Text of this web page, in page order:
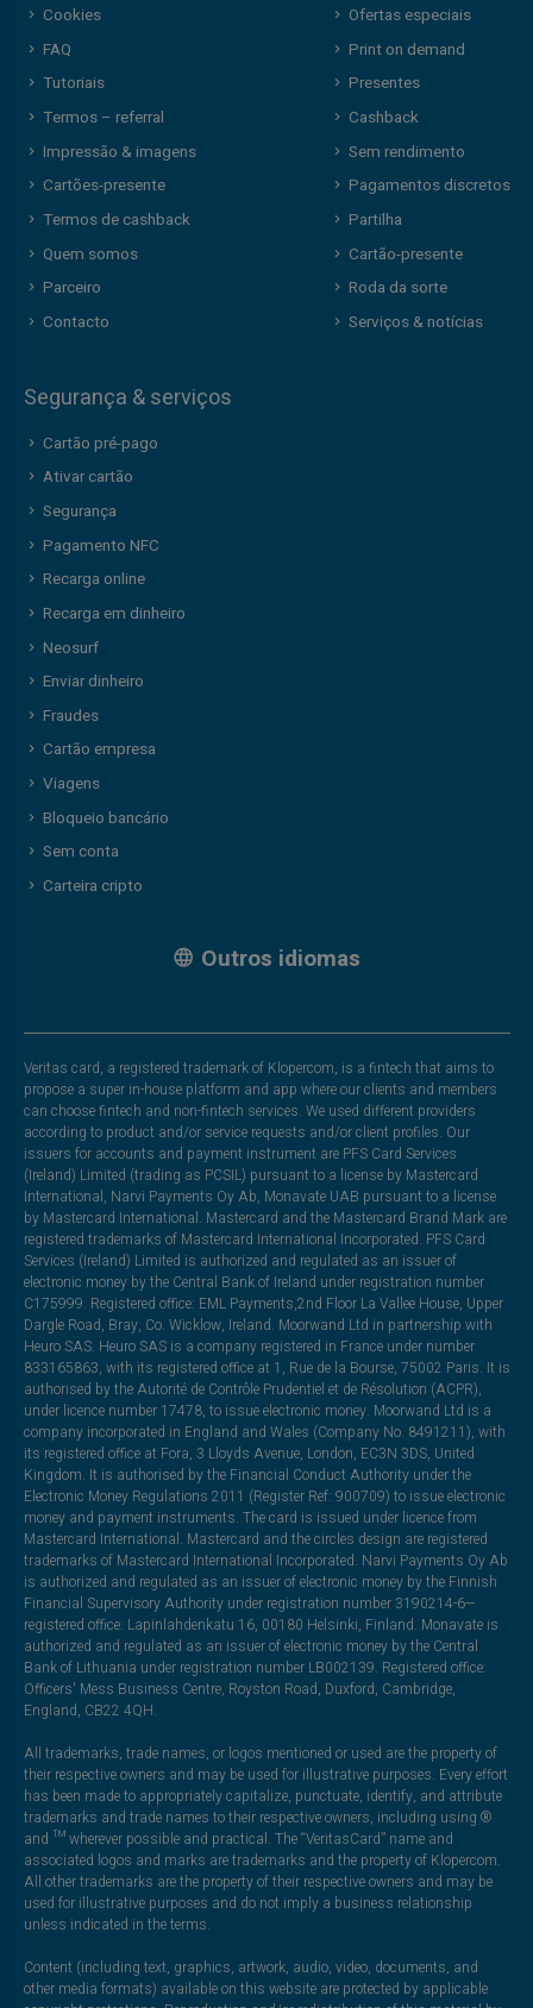
Cookies
FAQ
Tutoriais
Termos – referral
Impressão & imagens
Cartões-presente
Termos de cashback
Quem somos
Parceiro
Contacto
Ofertas especiais
Print on demand
Presentes
Cashback
Sem rendimento
Pagamentos discretos
Partilha
Cartão-presente
Roda da sorte
Serviços & notícias
Segurança & serviços
Cartão pré-pago
Ativar cartão
Segurança
Pagamento NFC
Recarga online
Recarga em dinheiro
Neosurf
Enviar dinheiro
Fraudes
Cartão empresa
Viagens
Bloqueio bancário
Sem conta
Carteira cripto
Outros idiomas
Veritas card, a registered trademark of Klopercom, is a fintech that aims to
propose a super in-house platform and app where our clients and members
can choose fintech and non-fintech services. We used different providers
according to product and/or service requests and/or client profiles. Our
issuers for accounts and payment instrument are PFS Card Services
(Ireland) Limited (trading as PCSIL) pursuant to a license by Mastercard
International, Narvi Payments Oy Ab, Monavate UAB pursuant to a license
by Mastercard International. Mastercard and the Mastercard Brand Mark are
registered trademarks of Mastercard International Incorporated. PFS Card
Services (Ireland) Limited is authorized and regulated as an issuer of
electronic money by the Central Bank of Ireland under registration number
C175999. Registered office: EML Payments,2nd Floor La Vallee House, Upper
Dargle Road, Bray, Co. Wicklow, Ireland. Moorwand Ltd in partnership with
Heuro SAS. Heuro SAS is a company registered in France under number
833165863, with its registered office at 1, Rue de la Bourse, 75002 Paris. It is
authorised by the Autorité de Contrôle Prudentiel et de Résolution (ACPR),
under licence number 17478, to issue electronic money. Moorwand Ltd is a
company incorporated in England and Wales (Company No. 8491211), with
its registered office at Fora, 3 Lloyds Avenue, London, EC3N 3DS, United
Kingdom. It is authorised by the Financial Conduct Authority under the
Electronic Money Regulations 2011 (Register Ref: 900709) to issue electronic
money and payment instruments. The card is issued under licence from
Mastercard International. Mastercard and the circles design are registered
trademarks of Mastercard International Incorporated. Narvi Payments Oy Ab
is authorized and regulated as an issuer of electronic money by the Finnish
Financial Supervisory Authority under registration number 3190214-6—
registered office: Lapinlahdenkatu 16, 00180 Helsinki, Finland. Monavate is
authorized and regulated as an issuer of electronic money by the Central
Bank of Lithuania under registration number LB002139. Registered office:
Officers' Mess Business Centre, Royston Road, Duxford, Cambridge,
England, CB22 4QH.
All trademarks, trade names, or logos mentioned or used are the property of
their respective owners and may be used for illustrative purposes. Every effort
has been made to appropriately capitalize, punctuate, identify, and attribute
trademarks and trade names to their respective owners, including using ®
and ™ wherever possible and practical. The “VeritasCard” name and
associated logos and marks are trademarks and the property of Klopercom.
All other trademarks are the property of their respective owners and may be
used for illustrative purposes and do not imply a business relationship
unless indicated in the terms.
Content (including text, graphics, artwork, audio, video, documents, and
other media formats) available on this website are protected by applicable